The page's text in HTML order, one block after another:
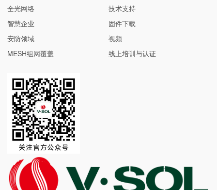
全光网络
智慧企业
安防领域
MESH组网覆盖
技术支持
固件下载
视频
线上培训与认证